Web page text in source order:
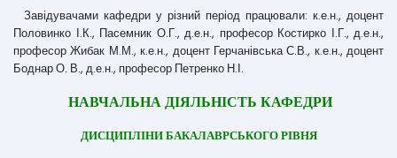
Завідувачами кафедри у різний період працювали: к.е.н., доцент
Половинко І.К., Пасемник О.Г., д.е.н., професор Костирко І.Г., д.е.н.,
професор Жибак М.М., к.е.н., доцент Герчанівська С.В., к.е.н., доцент
Боднар О. В., д.е.н., професор Петренко Н.І.
НАВЧАЛЬНА ДІЯЛЬНІСТЬ КАФЕДРИ
ДИСЦИПЛІНИ БАКАЛАВРСЬКОГО РІВНЯ